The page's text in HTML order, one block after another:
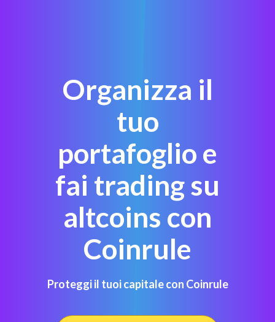
Organizza il
tuo
portafoglio e
fai trading su
altcoins con
Coinrule
Proteggi il tuoi capitale con Coinrule